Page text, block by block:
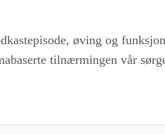
øving og
tilnærmingen vår